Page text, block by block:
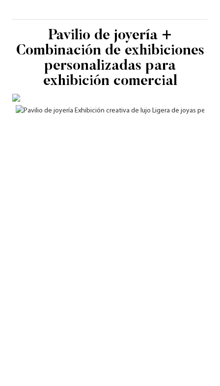
Pavilio de joyería +
Combinación de exhibiciones
personalizadas para
exhibición comercial